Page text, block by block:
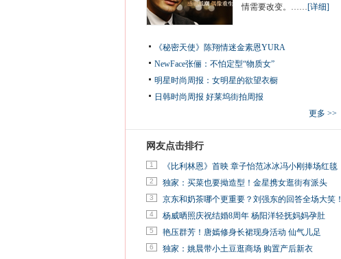
情需要改变。……[详细]
《秘密天使》陈翔情迷金素恩YURA
NewFace张俪：不怕定型“物质女”
明星时尚周报：女明星的欲望衣橱
日韩时尚周报 好莱坞街拍周报
更多 >>
网友点击排行
1 《比利林恩》首映 章子怡范冰冰冯小刚捧场红毯
2 独家：买菜也要拗造型！金星携女逛街有派头
3 京东和奶茶哪个更重要？刘强东的回答全场大笑！
4 杨威晒照庆祝结婚8周年 杨阳洋轻抚妈妈孕肚
5 艳压群芳！唐嫣修身长裙现身活动 仙气儿足
6 独家：姚晨带小土豆逛商场 购置产后新衣